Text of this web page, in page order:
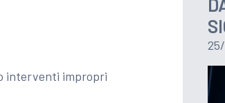
interventi impropri